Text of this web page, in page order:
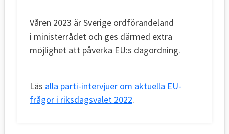
Våren 2023 är Sverige ordförandeland
i ministerrådet och ges därmed extra
möjlighet att påverka EU:s dagordning.
Läs alla parti-intervjuer om aktuella EU-
frågor i riksdagsvalet 2022.